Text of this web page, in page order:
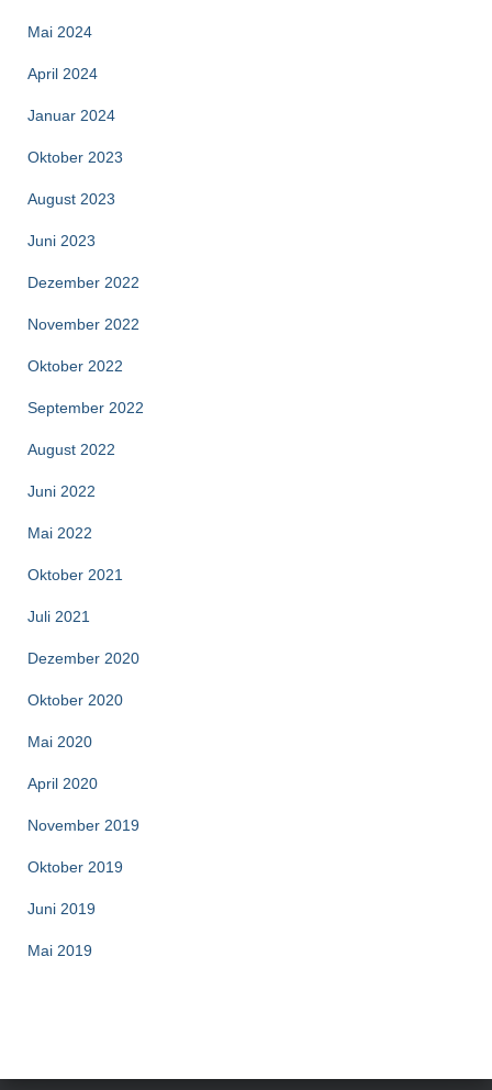
Mai 2024
April 2024
Januar 2024
Oktober 2023
August 2023
Juni 2023
Dezember 2022
November 2022
Oktober 2022
September 2022
August 2022
Juni 2022
Mai 2022
Oktober 2021
Juli 2021
Dezember 2020
Oktober 2020
Mai 2020
April 2020
November 2019
Oktober 2019
Juni 2019
Mai 2019